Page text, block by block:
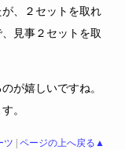
、２セットを取れ
見事２セットを取
が嬉しいですね。
。
ツ | ページの上へ戻る▲